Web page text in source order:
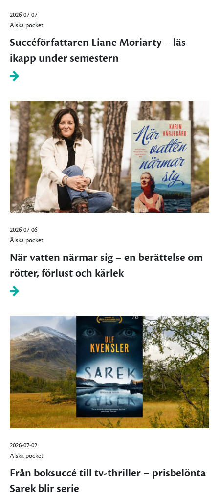
2026-07-07
Älska pocket
Succéförfattaren Liane Moriarty – läs
ikapp under semestern
2026-07-06
Älska pocket
När vatten närmar sig – en berättelse om
rötter, förlust och kärlek
2026-07-02
Älska pocket
Från boksuccé till tv-thriller – prisbelönta
Sarek blir serie